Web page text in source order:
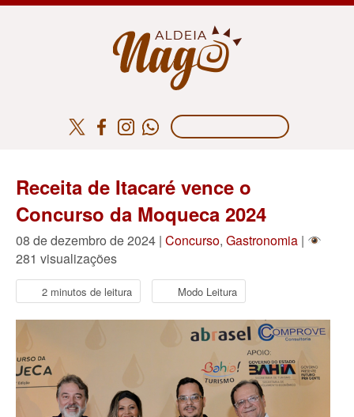
Receita de Itacaré vence o
Concurso da Moqueca 2024
08 de dezembro de 2024 | Concurso, Gastronomia |
281 visualizações
2 minutos de leitura Modo Leitura